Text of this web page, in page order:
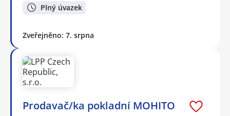
Plný úvazek
Zveřejněno: 7. srpna
Prodavač/ka pokladní MOHITO